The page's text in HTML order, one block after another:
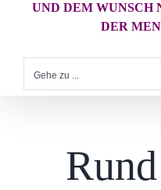
UND DEM WUNSCH
DER
Gehe zu ...